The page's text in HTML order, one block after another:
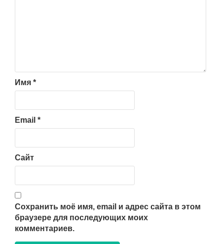
Имя *
Email *
Сайт
Сохранить моё имя, email и адрес сайта в этом
браузере для последующих моих
комментариев.